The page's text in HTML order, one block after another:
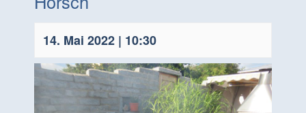
14. Mai 2022 | 10:30